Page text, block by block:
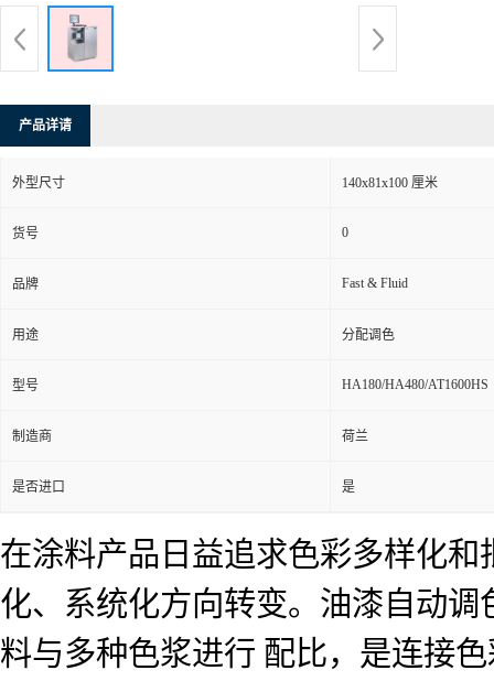
产品详请
外型尺寸 140x81x100 厘米
货号 0
品牌 Fast & Fluid
用途 分配调色
型号 HA180/HA480/AT1600HS
制造商 荷兰
是否进口 是
在涂料产品日益追求色彩多样化
化、系统化方向转变。油漆自动
料与多种色浆进行 配比，是连接